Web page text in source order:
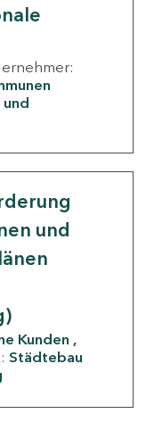
und
Kunden
Städtebau